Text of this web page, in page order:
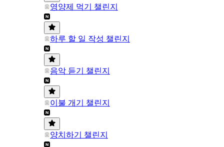
영양제 먹기 챌린지
하루 할 일 작성 챌린지
음악 듣기 챌린지
이불 개기 챌린지
양치하기 챌린지